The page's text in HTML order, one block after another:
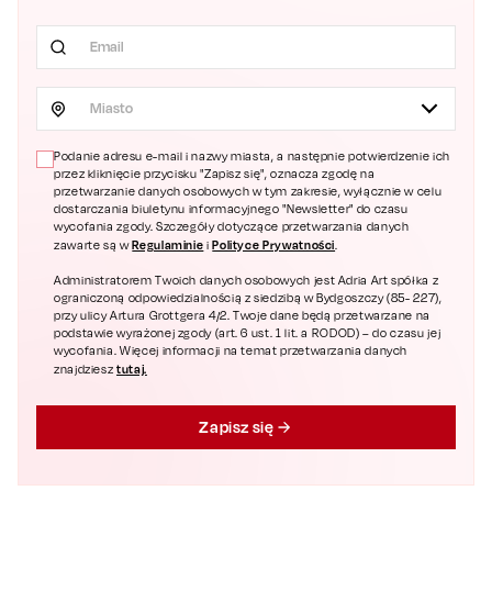
Miasto
Podanie adresu e-mail i nazwy miasta, a następnie potwierdzenie ich
przez kliknięcie przycisku "Zapisz się", oznacza zgodę na
przetwarzanie danych osobowych w tym zakresie, wyłącznie w celu
dostarczania biuletynu informacyjnego "Newsletter" do czasu
wycofania zgody. Szczegóły dotyczące przetwarzania danych
zawarte są wRegulaminie iPolityce Prywatności
Administratorem Twoich danych osobowych jest Adria Art spółka z
ograniczoną odpowiedzialnością z siedzibą w Bydgoszczy (85- 227),
przy ulicy Artura Grottgera 4/2. Twoje dane będą przetwarzane na
podstawie wyrażonej zgody (art. 6 ust. 1 lit. a RODOD) – do czasu jej
wycofania. Więcej informacji na temat przetwarzania danych
znajdziesztutaj.
Zapisz się